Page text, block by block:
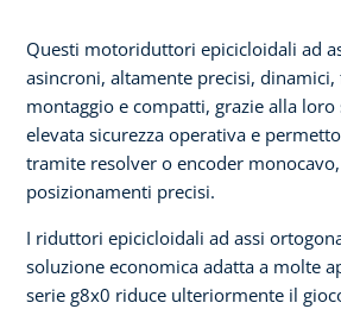
Questi motoriduttori epicicloidali ad
asincroni, altamente precisi, dinamici,
montaggio e compatti, grazie alla
elevata sicurezza operativa e
tramite resolver o encoder
posizionamenti precisi.
I riduttori epicicloidali ad assi
soluzione economica adatta a molte
serie g8x0 riduce ulteriormente il